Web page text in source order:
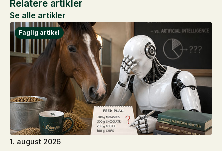
Relatere artikler
Se alle artikler
1. august 2026